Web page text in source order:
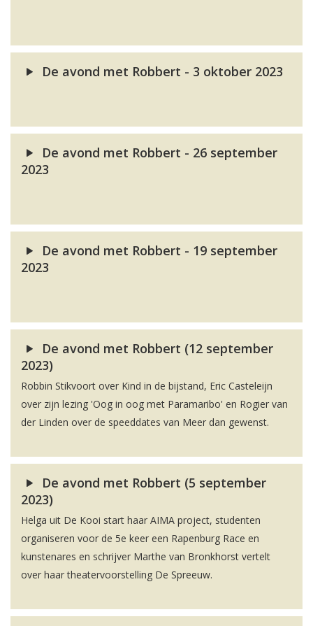
De avond met Robbert - 3 oktober 2023
De avond met Robbert - 26 september
2023
De avond met Robbert - 19 september
2023
De avond met Robbert (12 september
2023)
Robbin Stikvoort over Kind in de bijstand, Eric Casteleijn
over zijn lezing 'Oog in oog met Paramaribo' en Rogier van
der Linden over de speeddates van Meer dan gewenst.
De avond met Robbert (5 september
2023)
Helga uit De Kooi start haar AIMA project, studenten
organiseren voor de 5e keer een Rapenburg Race en
kunstenares en schrijver Marthe van Bronkhorst vertelt
over haar theatervoorstelling De Spreeuw.